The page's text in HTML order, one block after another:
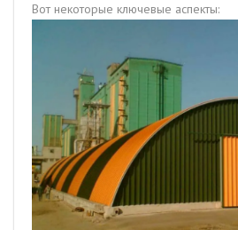
Вот некоторые ключевые аспекты: